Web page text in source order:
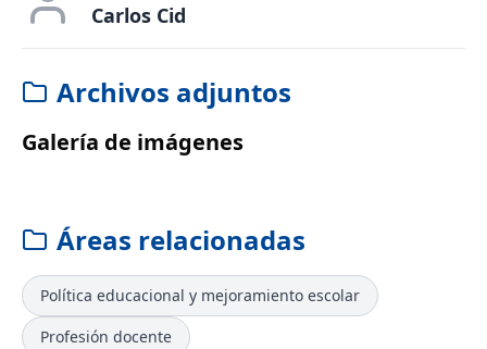
Carlos Cid
Archivos adjuntos
Galería de imágenes
Áreas relacionadas
Política educacional y mejoramiento escolar
Profesión docente